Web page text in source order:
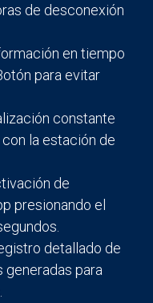
de desconexión
en tiempo
para evitar
constante
la estación de
de
presionando el
detallado de
generadas para